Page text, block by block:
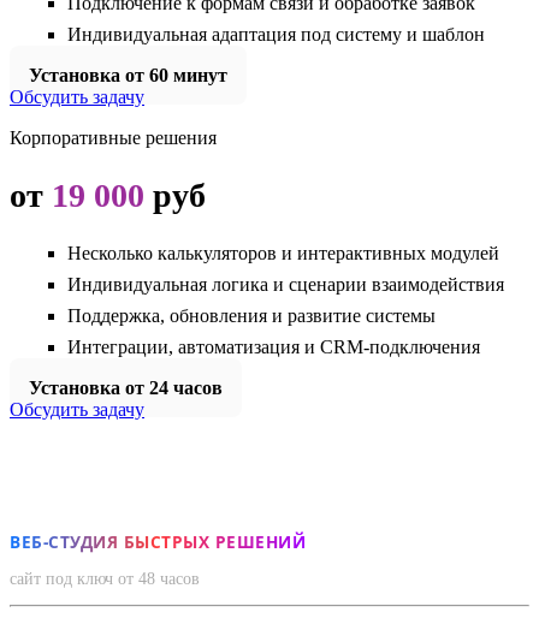
Индивидуальная адаптация под систему и шаблон
Установка от 60 минут
Обсудить задачу
Корпоративные решения
от 19 000 руб
Несколько калькуляторов и интерактивных модулей
Индивидуальная логика и сценарии взаимодействия
Поддержка, обновления и развитие системы
Интеграции, автоматизация и CRM-подключения
Установка от 24 часов
Обсудить задачу
ВЕБ-СТУДИЯ БЫСТРЫХ РЕШЕНИЙ
сайт под ключ от 48 часов